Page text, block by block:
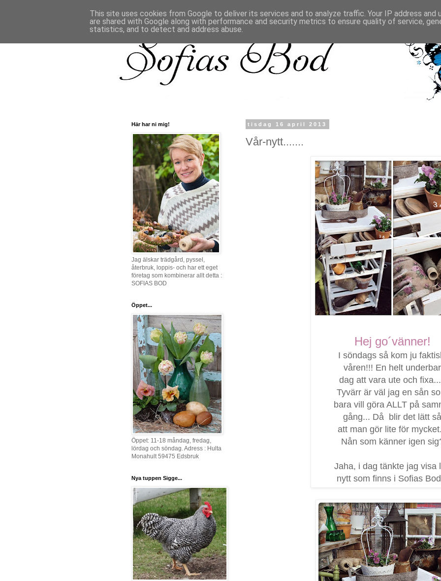
tisdag 16 april 2013
Vår-nytt.......
Hej go´vänner!
I söndags så kom ju
våren!!! En helt underbar
dag att vara ute och
Tyvärr är väl jag en sån
bara vill göra ALLT på
gång... Då blir det lätt så
att man gör lite för
Nån som känner igen
Jaha, i dag tänkte jag visa
nytt som finns i Sofias
Här har ni mig!
Jag älskar trädgård, pyssel,
återbruk, loppis- och har ett eget
företag som kombinerar allt detta :
SOFIAS BOD
Öppet...
Öppet: 11-18 måndag, fredag,
lördag och söndag. Adress : Hulta
Monahult 59475 Edsbruk
Nya tuppen Sigge...
This site uses cookies from Google to deliver its services and to analyze traffic. Your IP address and
are shared with Google along with performance and security metrics to ensure quality of service,
statistics, and to detect and address abuse.